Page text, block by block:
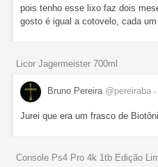
pois tenho esse lixo faz dois
gosto é igual a cotovelo, cada
Licor Jagermeister 700ml
Bruno Pereira @pereiraba -
Jurei que era um frasco de
Console Ps4 Pro 4k 1tb Edição